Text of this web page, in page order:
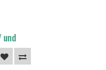
und